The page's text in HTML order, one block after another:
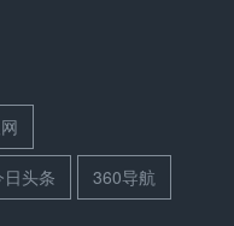
日头条 360导航